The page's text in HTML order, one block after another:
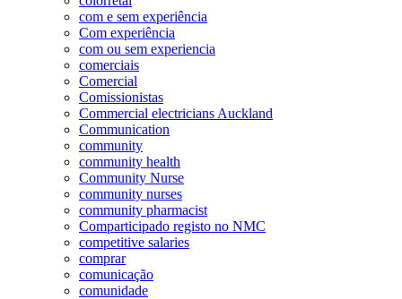
com e sem experiência
Com experiência
com ou sem experiencia
comerciais
Comercial
Comissionistas
Commercial electricians Auckland
Communication
community
community health
Community Nurse
community nurses
community pharmacist
Comparticipado registo no NMC
competitive salaries
comprar
comunicação
comunidade